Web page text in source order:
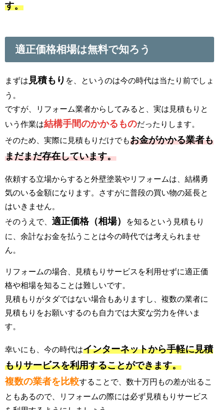
す。
適正価格相場は無料で知ろう
まずは 見積もり を、というのは今の時代は当たり前でしょ
う。
ですが、リフォーム業者からしてみると、実は見積もりと
いう作業は結構手間のかかるものだったりします。
そのため、実際に見積もりだけでもお金がかかる業者も
まだまだ存在しています。
依頼する立場からすると外壁塗装やリフォームは、結構勇
気のいる金額になります。さすがに普段の買い物の延長と
はいきません。
そのうえで、 適正価格（相場）
を知るという見積もり
に、余計なお金を払うことは今の時代では考えられませ
ん。
リフォームの場合、見積もりサービスを利用せずに適正価
格や相場を知ることは難しいです。
見積もりがタダではない場合もありますし、複数の業者に
見積もりをお願いするのも自力では大変な労力を伴いま
す。
幸いにも、今の時代はインターネットから手軽に見積
もりサービスを利用することができます。
複数の業者を比較することで、数十万円もの差が出るこ
ともあるので、リフォームの際には必ず見積もりサービス